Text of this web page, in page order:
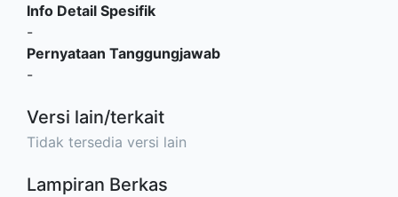
Info Detail Spesifik
-
Pernyataan Tanggungjawab
-
Versi lain/terkait
Tidak tersedia versi lain
Lampiran Berkas